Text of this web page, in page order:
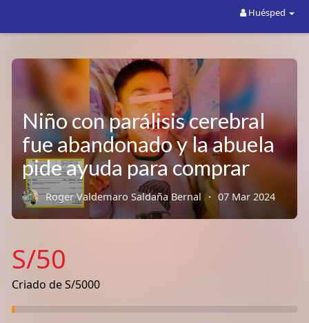
Huésped
Niño con parálisis cerebral
fue abandonado y la abuela
pide ayuda para comprar
una silla de ruedas
Roger Valdemaro Saldaña Bernal · 07 Mar 2024
S/50
Criado de S/5000